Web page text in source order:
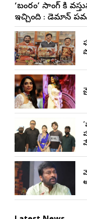
‘బంగారం’ సాంగ్ కి
ఇచ్చింది : డెమాన్